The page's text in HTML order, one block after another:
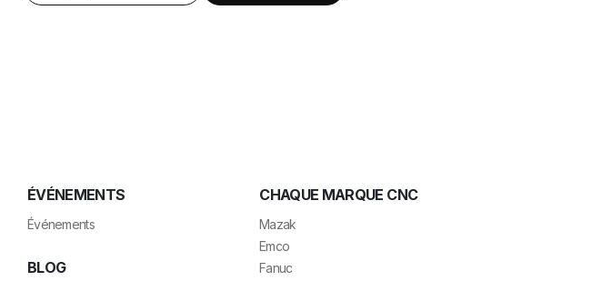
ÉVÉNEMENTS
Événements
BLOG
CHAQUE MARQUE CNC
Mazak
Emco
Fanuc